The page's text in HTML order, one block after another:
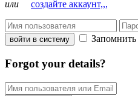
или создайте аккаунт,,,
войти в систему Запомнить
Forgot your details?